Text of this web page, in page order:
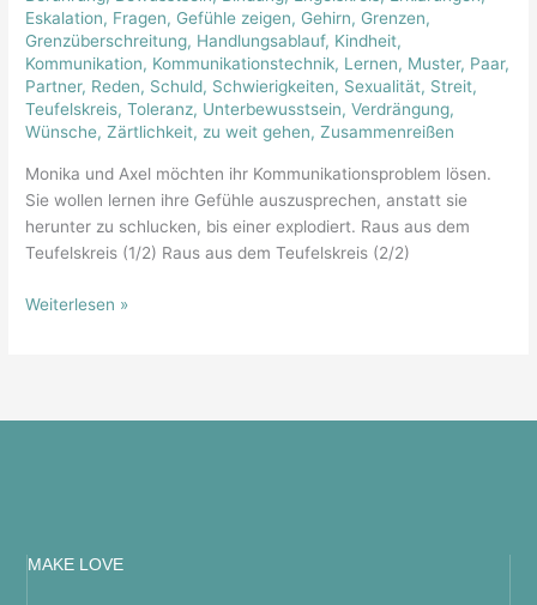
Eskalation, Fragen, Gefühle zeigen, Gehirn, Grenzen,
Grenzüberschreitung, Handlungsablauf, Kindheit,
Kommunikation, Kommunikationstechnik, Lernen, Muster, Paar,
Partner, Reden, Schuld, Schwierigkeiten, Sexualität, Streit,
Teufelskreis,Toleranz, Unterbewusstsein,Verdrängung,
Wünsche,Zärtlichkeit,zu weit gehen,Zusammenreißen
Monika und Axel möchten ihr Kommunikationsproblem lösen.
Sie wollen lernen ihre Gefühle auszusprechen, anstatt sie
herunter zu schlucken, bis einer explodiert. Raus aus dem
Teufelskreis (1/2) Raus aus dem Teufelskreis (2/2)
Weiterlesen »
MAKE LOVE